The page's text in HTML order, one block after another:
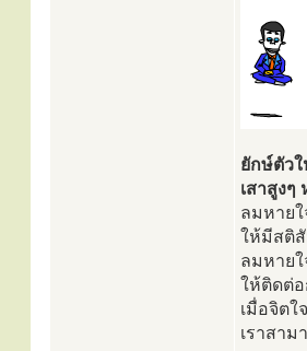
ยักษ์ตัว
เสาสูงๆ
ลมหายใ
ให้มีสติ
ลมหายใ
ให้ติดต่
เมื่อจิต
เราสาม